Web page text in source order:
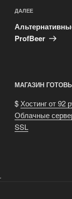
Следующая
запись
ДАЛЕЕ
ProfBeer
МАГАЗИН
$Хостинг от 92
Облачные
SSL
.